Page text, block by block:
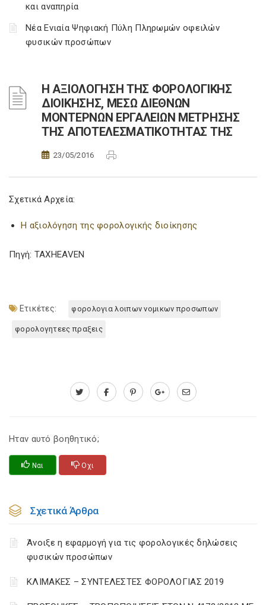
και αναπηρία
Νέα Ενιαία Ψηφιακή Πύλη Πληρωμών οφειλών
φυσικών προσώπων
Η ΑΞΙΟΛΟΓΗΣΗ ΤΗΣ ΦΟΡΟΛΟΓΙΚΗΣ
ΔΙΟΙΚΗΣΗΣ, ΜΕΣΩ ΔΙΕΘΝΩΝ
ΜΟΝΤΕΡΝΩΝ ΕΡΓΑΛΕΙΩΝ ΜΕΤΡΗΣΗΣ
ΤΗΣ ΑΠΟΤΕΛΕΣΜΑΤΙΚΟΤΗΤΑΣ ΤΗΣ
23/05/2016
Σχετικά Αρχεία:
Η αξιολόγηση της φορολογικής διοίκησης
Πηγή: TAXHEAVEN
Ετικέτες: φορολογια λοιπων νομικων προσωπων
φορολογητεες πραξεις
Ηταν αυτό βοηθητικό;
Ναι Οχι
Σχετικά Άρθρα
Άνοιξε η εφαρμογή για τις φορολογικές δηλώσεις
φυσικών προσώπων
ΚΛΙΜΑΚΕΣ – ΣΥΝΤΕΛΕΣΤΕΣ ΦΟΡΟΛΟΓΙΑΣ 2019